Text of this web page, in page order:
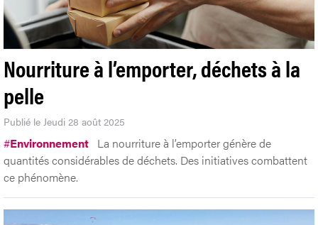
Nourriture à l’emporter, déchets à la
pelle
Publié le Jeudi 28 août 2025
#Environnement La nourriture à l’emporter génère de
quantités considérables de déchets. Des initiatives combattent
ce phénomène.